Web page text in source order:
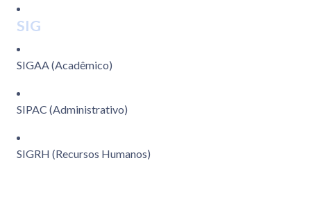
SIG
SIGAA (Acadêmico)
SIPAC (Administrativo)
SIGRH (Recursos Humanos)